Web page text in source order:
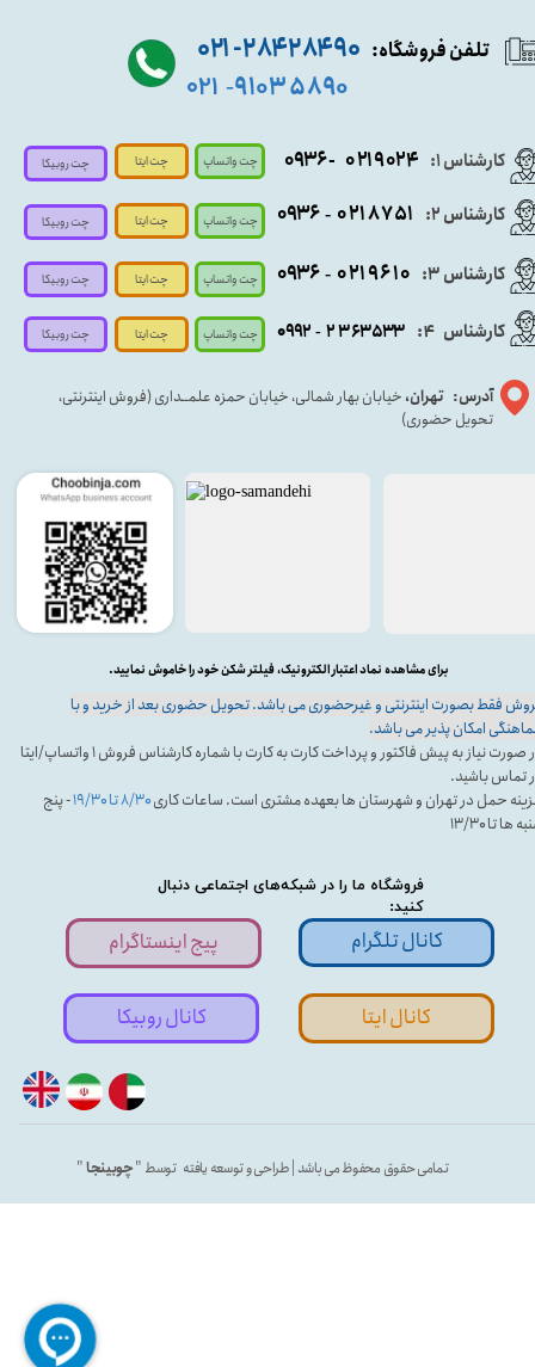
فروشگاه ما را در شبکه‌های اجتماعی دنبال
کنید:
تمامی حقوق محفوظ می باشد | طراحی و توسعه یافته توسط "چوبینجا"
کارشناس ۱: ۰۲۱۹۰۲۴ - ۰۹۳۶
آدرس: تهران، خیابان بهار شمالی، خیابان حمزه علمــداری (فروش اینترنتی،
تحویل حضوری)
تلفن فروشگاه: ۹۰ ۲۸۴ ۲۸۴- ۰۲۱
۵۸۹۰ ۹۱۰۳ -۰۲۱
کارشناس ۳: ۰۲۱۹۶۱۰ -۰۹۳۶
فقط بصورت اینترنتی و غیرحضوری می باشد. تحویل حضوری بعد از خرید و با
امکان پذیر می باشد.
در صورت نیاز به پیش فاکتور و پرداخت کارت به کارت با شماره کارشناس فروش ۱ واتساپ/ایتا
تماس باشید.
حمل در تهران و شهرستان ها بعهده مشتری است. ساعات کاری۸/۳۰ تا ۱۹/۳۰
- پنج
ها تا ۱۳/۳۰
برای مشاهده نماد اعتبار الکترونیک، فیلتر شکن خود را خاموش نمایید.
پیج اینستاگرام کانال تلگرام
کارشناس ۲: ۰۲۱۸۷۵۱ - ۰۹۳۶
کانال ایتا کانال روبیکا
کارشناس 4
: ۲۳۶۳۵۳۳ - ۰۹۹۲
چت واتساپ
چت واتساپ
چت واتساپ
چت واتساپ
چت ایتا
چت ایتا
چت ایتا
چت ایتا
چت روبیکا
چت روبیکا
چت روبیکا
چت روبیکا